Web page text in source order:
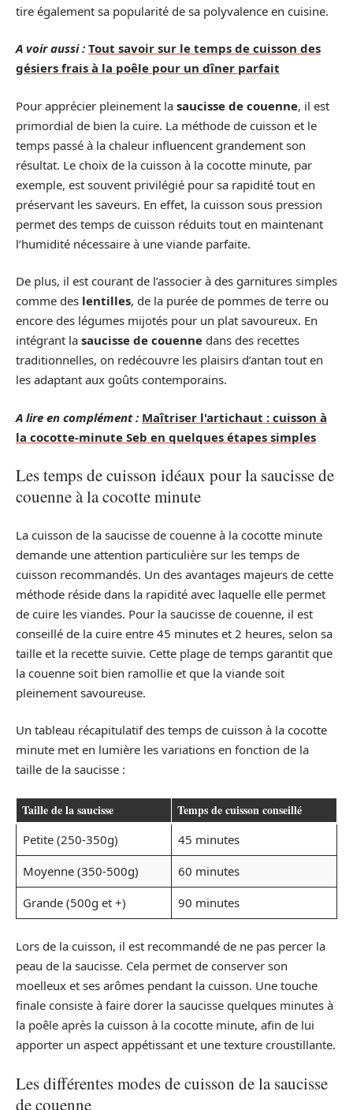
tire également sa popularité de sa polyvalence en cuisine.
A voir aussi : Tout savoir sur le temps de cuisson des
gésiers frais à la poêle pour un dîner parfait
Pour apprécier pleinement la saucisse de couenne, il est
primordial de bien la cuire. La méthode de cuisson et le
temps passé à la chaleur influencent grandement son
résultat. Le choix de la cuisson à la cocotte minute, par
exemple, est souvent privilégié pour sa rapidité tout en
préservant les saveurs. En effet, la cuisson sous pression
permet des temps de cuisson réduits tout en maintenant
l’humidité nécessaire à une viande parfaite.
De plus, il est courant de l’associer à des garnitures simples
comme des lentilles, de la purée de pommes de terre ou
encore des légumes mijotés pour un plat savoureux. En
intégrant la saucisse de couenne dans des recettes
traditionnelles, on redécouvre les plaisirs d’antan tout en
les adaptant aux goûts contemporains.
A lire en complément : Maîtriser l'artichaut : cuisson à
la cocotte-minute Seb en quelques étapes simples
Les temps de cuisson idéaux pour la saucisse de
couenne à la cocotte minute
La cuisson de la saucisse de couenne à la cocotte minute
demande une attention particulière sur les temps de
cuisson recommandés. Un des avantages majeurs de cette
méthode réside dans la rapidité avec laquelle elle permet
de cuire les viandes. Pour la saucisse de couenne, il est
conseillé de la cuire entre 45 minutes et 2 heures, selon sa
taille et la recette suivie. Cette plage de temps garantit que
la couenne soit bien ramollie et que la viande soit
pleinement savoureuse.
Un tableau récapitulatif des temps de cuisson à la cocotte
minute met en lumière les variations en fonction de la
taille de la saucisse :
Taille de la saucisse Temps de cuisson conseillé
Petite (250-350g)
45 minutes
Moyenne (350-500g)
60 minutes
Grande (500g et +)
90 minutes
Lors de la cuisson, il est recommandé de ne pas percer la
peau de la saucisse. Cela permet de conserver son
moelleux et ses arômes pendant la cuisson. Une touche
finale consiste à faire dorer la saucisse quelques minutes à
la poêle après la cuisson à la cocotte minute, afin de lui
apporter un aspect appétissant et une texture croustillante.
Les différentes modes de cuisson de la saucisse
de couenne